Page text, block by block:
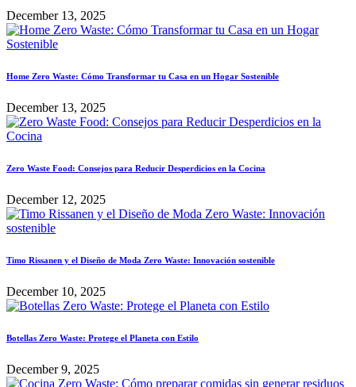
December 13, 2025
Home Zero Waste: Cómo Transformar tu Casa en un Hogar Sostenible
December 13, 2025
Zero Waste Food: Consejos para Reducir Desperdicios en la Cocina
December 12, 2025
Timo Rissanen y el Diseño de Moda Zero Waste: Innovación sostenible
December 10, 2025
Botellas Zero Waste: Protege el Planeta con Estilo
December 9, 2025